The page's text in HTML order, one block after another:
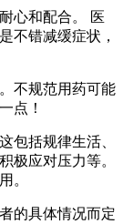
心和配合。 医
不错减缓症状，
不规范用药可能
点！
包括规律生活、
极应对压力等。
。
的具体情况而定